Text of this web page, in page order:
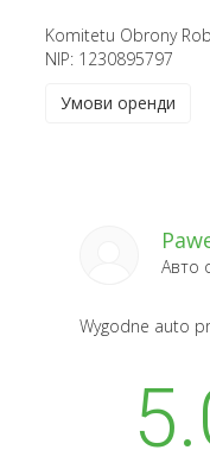
Komitetu Obrony
NIP: 1230895797
Умови оренди
Авто
Wygodne auto